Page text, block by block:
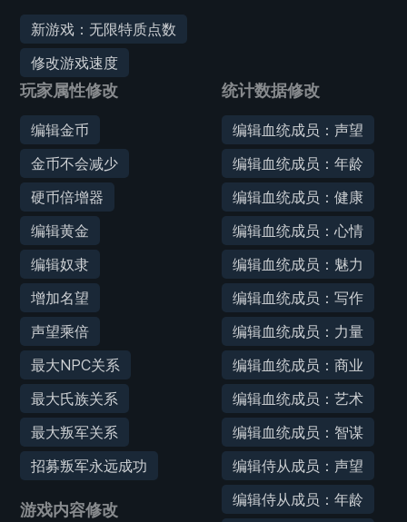
新游戏：无限特质点数
修改游戏速度
玩家属性修改
编辑金币
金币不会减少
硬币倍增器
编辑黄金
编辑奴隶
增加名望
声望乘倍
最大NPC关系
最大氏族关系
最大叛军关系
招募叛军永远成功
游戏内容修改
统计数据修改
编辑血统成员：声望
编辑血统成员：年龄
编辑血统成员：健康
编辑血统成员：心情
编辑血统成员：魅力
编辑血统成员：写作
编辑血统成员：力量
编辑血统成员：商业
编辑血统成员：艺术
编辑血统成员：智谋
编辑侍从成员：声望
编辑侍从成员：年龄